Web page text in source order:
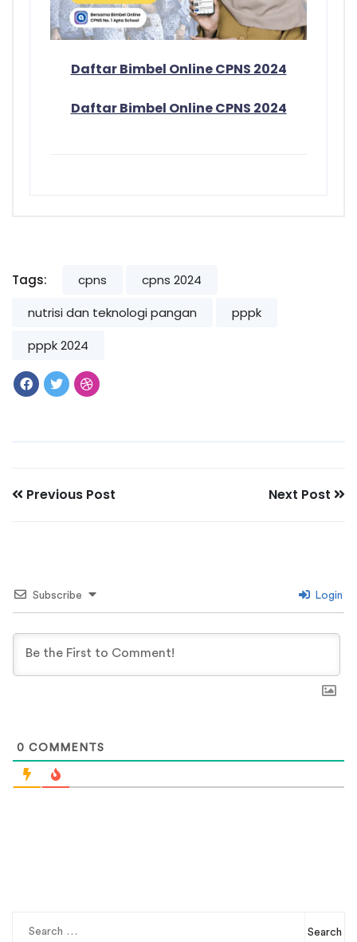
Daftar Bimbel Online CPNS 2024
Daftar Bimbel Online CPNS 2024
Tags: cpns
cpns 2024
nutrisi dan teknologi pangan
pppk
pppk 2024
Previous Post Next Post
Subscribe Login
0 COMMENTS
Search